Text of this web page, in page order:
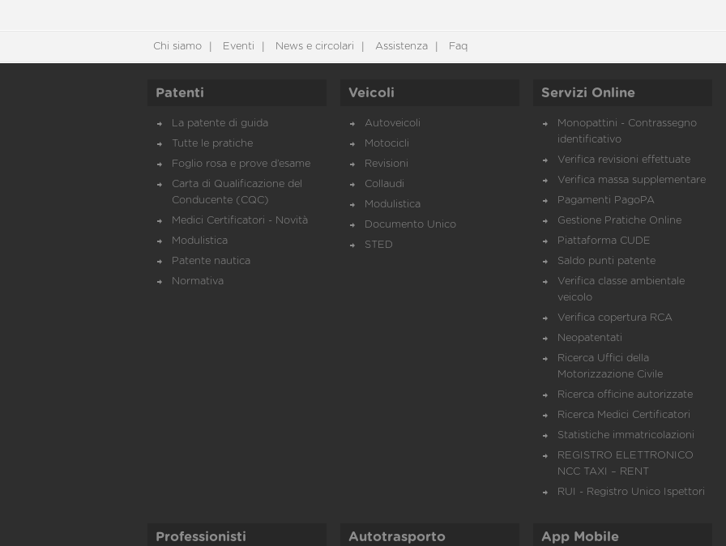
Chi siamo Eventi News e circolari Assistenza Faq
Patenti
La patente di guida
Tutte le pratiche
Foglio rosa e prove d’esame
Carta di Qualificazione del
Conducente (CQC)
Medici Certificatori - Novità
Modulistica
Patente nautica
Normativa
Veicoli
Autoveicoli
Motocicli
Revisioni
Collaudi
Modulistica
Documento Unico
STED
Servizi Online
Monopattini - Contrassegno
identificativo
Verifica revisioni effettuate
Verifica massa supplementare
Pagamenti PagoPA
Gestione Pratiche Online
Piattaforma CUDE
Saldo punti patente
Verifica classe ambientale
veicolo
Verifica copertura RCA
Neopatentati
Ricerca Uffici della
Motorizzazione Civile
Ricerca officine autorizzate
Ricerca Medici Certificatori
Statistiche immatricolazioni
REGISTRO ELETTRONICO
NCC TAXI – RENT
RUI - Registro Unico Ispettori
Professionisti Autotrasporto App Mobile